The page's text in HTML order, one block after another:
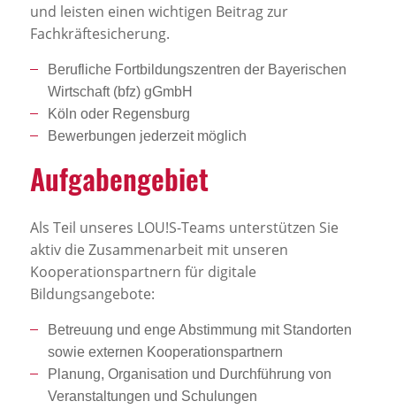
und leisten einen wichtigen Beitrag zur
Fachkräftesicherung.
Berufliche Fortbildungszentren der Bayerischen
Wirtschaft (bfz) gGmbH
Köln oder Regensburg
Bewerbungen jederzeit möglich
Aufga­ben­ge­biet
Als Teil unseres LOU!S-Teams unterstützen Sie
aktiv die Zusammenarbeit mit unseren
Kooperationspartnern für digitale
Bildungsangebote:
Betreuung und enge Abstimmung mit Standorten
sowie externen Kooperationspartnern
Planung, Organisation und Durchführung von
Veranstaltungen und Schulungen